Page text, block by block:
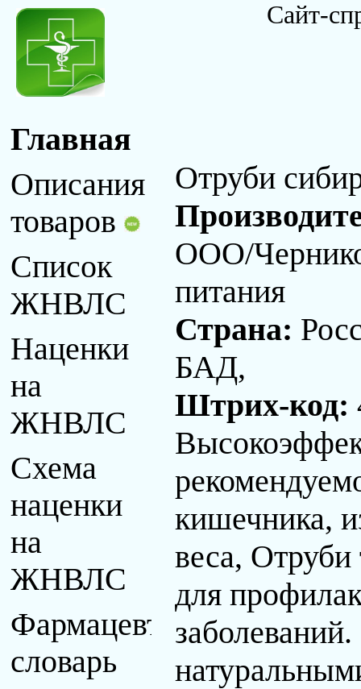
Сайт-
Главная
Описания
товаров
Список
ЖНВЛС
Наценки
на
ЖНВЛС
Схема
наценки
на
ЖНВЛС
Фармацевтический
словарь
Отруби
ООО/
питания
Страна:
БАД,
Штрих-код:
кишечника,
веса,
для